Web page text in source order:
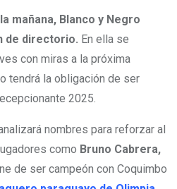
mañana, Blanco y Negro
de directorio. En ella se
con miras a la próxima
tendrá la obligación de ser
2025.
nombres para reforzar al
como Bruno Cabrera,
de ser campeón con Coquimbo